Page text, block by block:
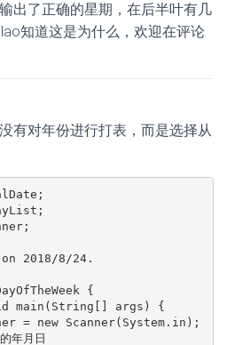
出了正确的星期，在后半叶有几
知道这是为什么，欢迎在评论
有对年份进行打表，而是选择从
2018/8/24.
{
main(String[] args) {
= new Scanner(System.in);
年月日